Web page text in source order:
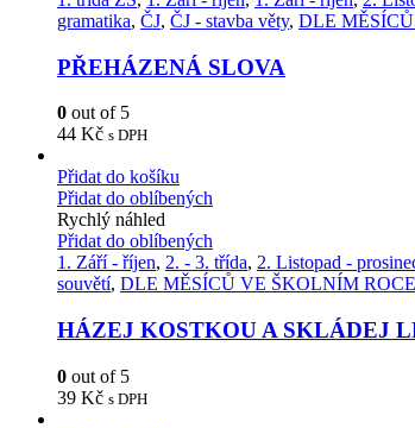
gramatika, ČJ, ČJ - stavba věty, DLE
PŘEHÁZENÁ SLOVA
0 out of 5
44 Kč s DPH
Přidat do košíku
Přidat do oblíbených
Rychlý náhled
Přidat do oblíbených
1. Září - říjen, 2. - 3. třída, 2. Listopad -
souvětí, DLE MĚSÍCŮ VE ŠKOLNÍM ROCE
HÁZEJ KOSTKOU A SKLÁDEJ
0 out of 5
39 Kč s DPH